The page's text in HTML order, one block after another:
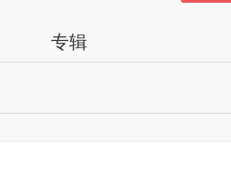
专辑